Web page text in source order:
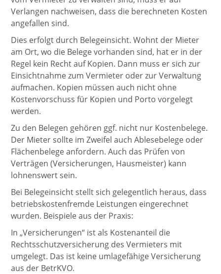
Verlangen nachweisen, dass die berechneten Kosten
angefallen sind.
Dies erfolgt durch Belegeinsicht. Wohnt der Mieter
am Ort, wo die Belege vorhanden sind, hat er in der
Regel kein Recht auf Kopien. Dann muss er sich zur
Einsichtnahme zum Vermieter oder zur Verwaltung
aufmachen. Kopien müssen auch nicht ohne
Kostenvorschuss für Kopien und Porto vorgelegt
werden.
Zu den Belegen gehören ggf. nicht nur Kostenbelege.
Der Mieter sollte im Zweifel auch Ablesebelege oder
Flächenbelege anfordern. Auch das Prüfen von
Verträgen (Versicherungen, Hausmeister) kann
lohnenswert sein.
Bei Belegeinsicht stellt sich gelegentlich heraus, dass
betriebskostenfremde Leistungen eingerechnet
wurden. Beispiele aus der Praxis:
In „Versicherungen“ ist als Kostenanteil die
Rechtsschutzversicherung des Vermieters mit
umgelegt. Das ist keine umlagefähige Versicherung
aus der BetrKVO.